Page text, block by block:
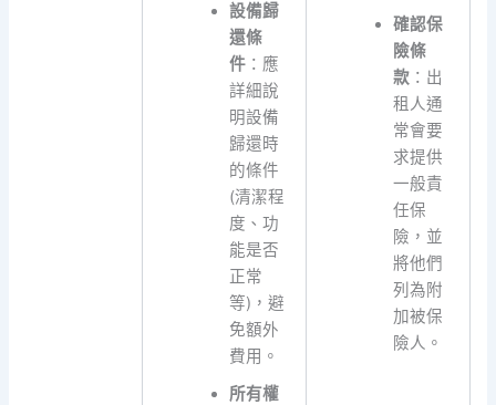
設備歸
還條
件 ：應
詳細說
明設備
歸還時
的條件
(清潔程
度、功
能是否
正常
等)，避
免額外
費用。
所有權
確認保
險條
款 ：出
租人通
常會要
求提供
一般責
任保
險，並
將他們
列為附
加被保
險人。